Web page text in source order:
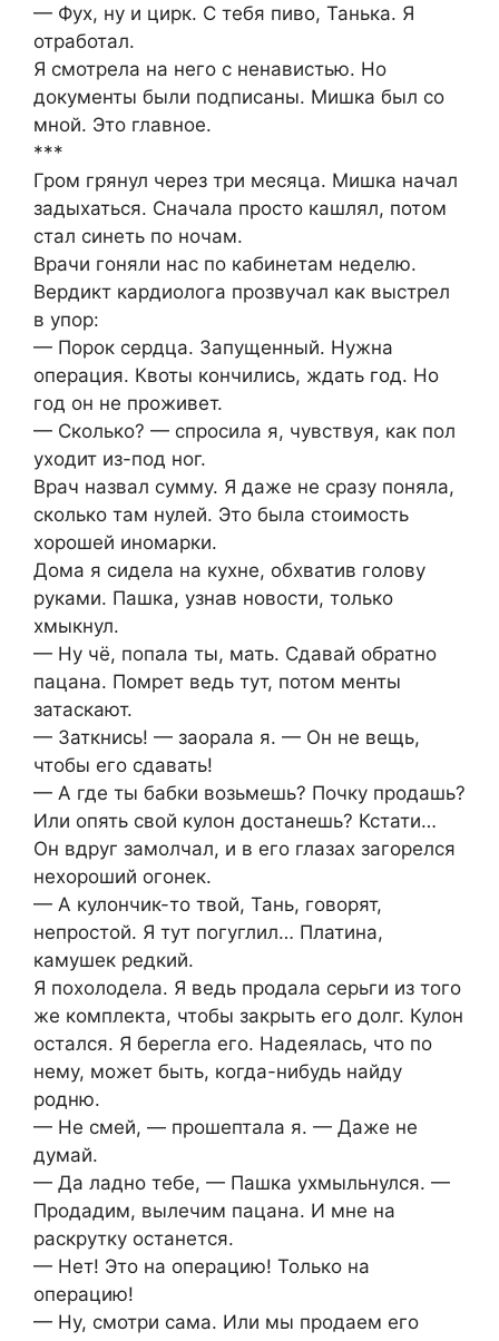
— Фух, ну и цирк. С тебя пиво, Танька. Я
отработал.
Я смотрела на него с ненавистью. Но
документы были подписаны. Мишка был со
мной. Это главное.
***
Гром грянул через три месяца. Мишка начал
задыхаться. Сначала просто кашлял, потом
стал синеть по ночам.
Врачи гоняли нас по кабинетам неделю.
Вердикт кардиолога прозвучал как выстрел
в упор:
— Порок сердца. Запущенный. Нужна
операция. Квоты кончились, ждать год. Но
год он не проживет.
— Сколько? — спросила я, чувствуя, как пол
уходит из-под ног.
Врач назвал сумму. Я даже не сразу поняла,
сколько там нулей. Это была стоимость
хорошей иномарки.
Дома я сидела на кухне, обхватив голову
руками. Пашка, узнав новости, только
хмыкнул.
— Ну чё, попала ты, мать. Сдавай обратно
пацана. Помрет ведь тут, потом менты
затаскают.
— Заткнись! — заорала я. — Он не вещь,
чтобы его сдавать!
— А где ты бабки возьмешь? Почку продашь?
Или опять свой кулон достанешь? Кстати…
Он вдруг замолчал, и в его глазах загорелся
нехороший огонек.
— А кулончик-то твой, Тань, говорят,
непростой. Я тут погуглил… Платина,
камушек редкий.
Я похолодела. Я ведь продала серьги из того
же комплекта, чтобы закрыть его долг. Кулон
остался. Я берегла его. Надеялась, что по
нему, может быть, когда-нибудь найду
родню.
— Не смей, — прошептала я. — Даже не
думай.
— Да ладно тебе, — Пашка ухмыльнулся. —
Продадим, вылечим пацана. И мне на
раскрутку останется.
— Нет! Это на операцию! Только на
операцию!
— Ну, смотри сама. Или мы продаем его